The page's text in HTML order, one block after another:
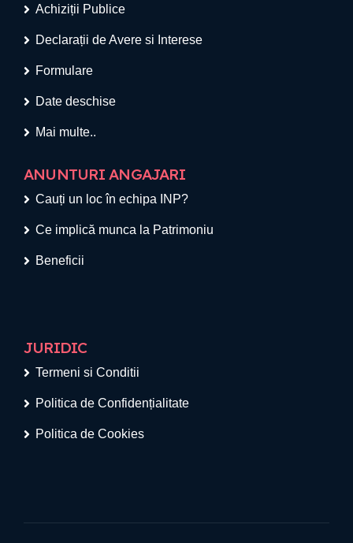
Achiziții Publice
Declarații de Avere si Interese
Formulare
Date deschise
Mai multe..
ANUNTURI ANGAJARI
Cauți un loc în echipa INP?
Ce implică munca la Patrimoniu
Beneficii
JURIDIC
Termeni si Conditii
Politica de Confidențialitate
Politica de Cookies